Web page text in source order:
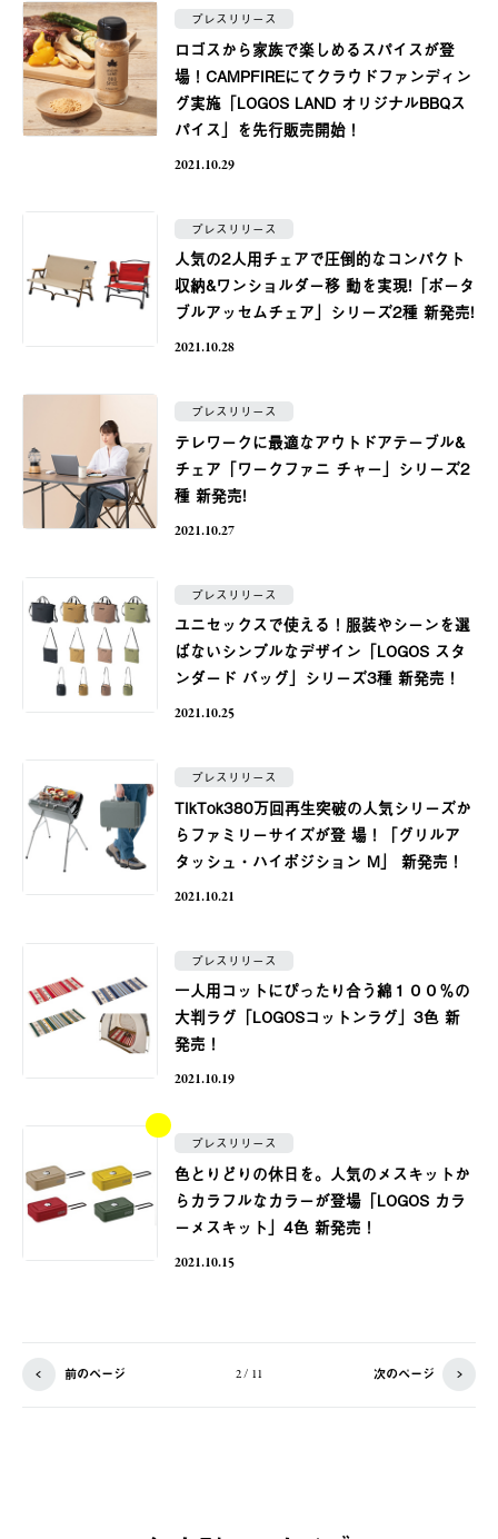
プレスリリース
ロゴスから家族で楽しめるスパイスが登
場！CAMPFIREにてクラウドファンディン
グ実施「LOGOS LAND オリジナルBBQス
パイス」を先行販売開始！
2021.10.29
プレスリリース
人気の2人用チェアで圧倒的なコンパクト
収納&ワンショルダー移 動を実現!「ポータ
ブルアッセムチェア」シリーズ2種 新発売!
2021.10.28
プレスリリース
テレワークに最適なアウトドアテーブル&
チェア「ワークファニ チャー」シリーズ2
種 新発売!
2021.10.27
プレスリリース
ユニセックスで使える！服装やシーンを選
ばないシンプルなデザイン「LOGOS スタ
ンダード バッグ」シリーズ3種 新発売！
2021.10.25
プレスリリース
TikTok380万回再⽣突破の⼈気シリーズか
らファミリーサイズが登 場！「グリルア
タッシュ・ハイポジション M」 新発売！
2021.10.21
プレスリリース
一人用コットにぴったり合う綿１００％の
大判ラグ「LOGOSコットンラグ」3色 新
発売！
2021.10.19
プレスリリース
色とりどりの休日を。人気のメスキットか
らカラフルなカラーが登場「LOGOS カラ
ーメスキット」4色 新発売！
2021.10.15
前のページ 2 / 11 次のページ